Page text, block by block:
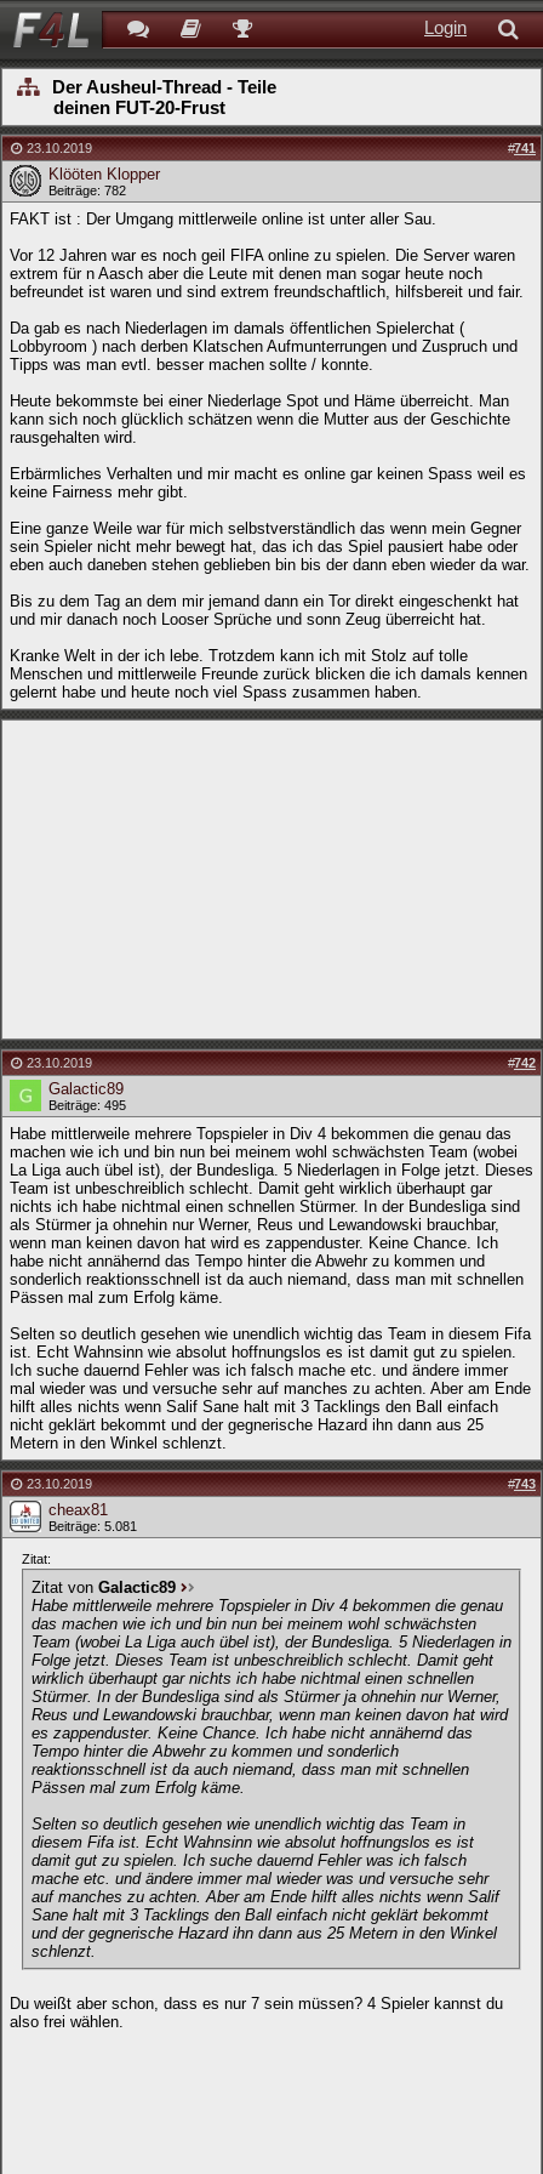
Login
Der Ausheul-Thread - Teile
deinen FUT-20-Frust
23.10.2019 #741
Klööten Klopper
Beiträge: 782
FAKT ist : Der Umgang mittlerweile online ist unter aller Sau.
Vor 12 Jahren war es noch geil FIFA online zu spielen. Die Server waren
extrem für n Aasch aber die Leute mit denen man sogar heute noch
befreundet ist waren und sind extrem freundschaftlich, hilfsbereit und fair.
Da gab es nach Niederlagen im damals öffentlichen Spielerchat (
Lobbyroom ) nach derben Klatschen Aufmunterrungen und Zuspruch und
Tipps was man evtl. besser machen sollte / konnte.
Heute bekommste bei einer Niederlage Spot und Häme überreicht. Man
kann sich noch glücklich schätzen wenn die Mutter aus der Geschichte
rausgehalten wird.
Erbärmliches Verhalten und mir macht es online gar keinen Spass weil es
keine Fairness mehr gibt.
Eine ganze Weile war für mich selbstverständlich das wenn mein Gegner
sein Spieler nicht mehr bewegt hat, das ich das Spiel pausiert habe oder
eben auch daneben stehen geblieben bin bis der dann eben wieder da war.
Bis zu dem Tag an dem mir jemand dann ein Tor direkt eingeschenkt hat
und mir danach noch Looser Sprüche und sonn Zeug überreicht hat.
Kranke Welt in der ich lebe. Trotzdem kann ich mit Stolz auf tolle
Menschen und mittlerweile Freunde zurück blicken die ich damals kennen
gelernt habe und heute noch viel Spass zusammen haben.
23.10.2019 #742
Galactic89
Beiträge: 495
Habe mittlerweile mehrere Topspieler in Div 4 bekommen die genau das
machen wie ich und bin nun bei meinem wohl schwächsten Team (wobei
La Liga auch übel ist), der Bundesliga. 5 Niederlagen in Folge jetzt. Dieses
Team ist unbeschreiblich schlecht. Damit geht wirklich überhaupt gar
nichts ich habe nichtmal einen schnellen Stürmer. In der Bundesliga sind
als Stürmer ja ohnehin nur Werner, Reus und Lewandowski brauchbar,
wenn man keinen davon hat wird es zappenduster. Keine Chance. Ich
habe nicht annähernd das Tempo hinter die Abwehr zu kommen und
sonderlich reaktionsschnell ist da auch niemand, dass man mit schnellen
Pässen mal zum Erfolg käme.
Selten so deutlich gesehen wie unendlich wichtig das Team in diesem Fifa
ist. Echt Wahnsinn wie absolut hoffnungslos es ist damit gut zu spielen.
Ich suche dauernd Fehler was ich falsch mache etc. und ändere immer
mal wieder was und versuche sehr auf manches zu achten. Aber am Ende
hilft alles nichts wenn Salif Sane halt mit 3 Tacklings den Ball einfach
nicht geklärt bekommt und der gegnerische Hazard ihn dann aus 25
Metern in den Winkel schlenzt.
23.10.2019 #743
cheax81
Beiträge: 5.081
Zitat:
Zitat von Galactic89
Habe mittlerweile mehrere Topspieler in Div 4 bekommen die genau
das machen wie ich und bin nun bei meinem wohl schwächsten
Team (wobei La Liga auch übel ist), der Bundesliga. 5 Niederlagen in
Folge jetzt. Dieses Team ist unbeschreiblich schlecht. Damit geht
wirklich überhaupt gar nichts ich habe nichtmal einen schnellen
Stürmer. In der Bundesliga sind als Stürmer ja ohnehin nur Werner,
Reus und Lewandowski brauchbar, wenn man keinen davon hat wird
es zappenduster. Keine Chance. Ich habe nicht annähernd das
Tempo hinter die Abwehr zu kommen und sonderlich
reaktionsschnell ist da auch niemand, dass man mit schnellen
Pässen mal zum Erfolg käme.
Selten so deutlich gesehen wie unendlich wichtig das Team in
diesem Fifa ist. Echt Wahnsinn wie absolut hoffnungslos es ist
damit gut zu spielen. Ich suche dauernd Fehler was ich falsch
mache etc. und ändere immer mal wieder was und versuche sehr
auf manches zu achten. Aber am Ende hilft alles nichts wenn Salif
Sane halt mit 3 Tacklings den Ball einfach nicht geklärt bekommt
und der gegnerische Hazard ihn dann aus 25 Metern in den Winkel
schlenzt.
Du weißt aber schon, dass es nur 7 sein müssen? 4 Spieler kannst du
also frei wählen.